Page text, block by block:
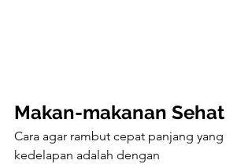
Makan-makanan Sehat
Cara agar rambut cepat panjang yang
kedelapan adalah dengan